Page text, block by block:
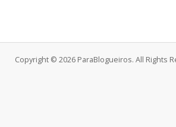
Copyright © 2026 ParaBlogueiros. All Rights